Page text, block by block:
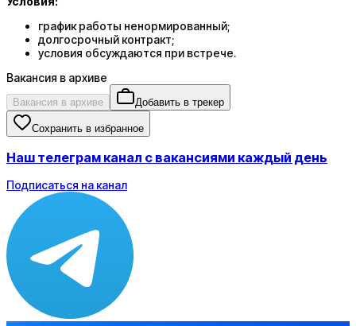
график работы ненормированный;
долгосрочный контракт;
условия обсуждаются при встрече.
Вакансия в архиве
Вакансия в архиве Добавить в трекер
Сохранить в избранное
Наш телеграм канал с вакансиями каждый день
Подписаться на канал